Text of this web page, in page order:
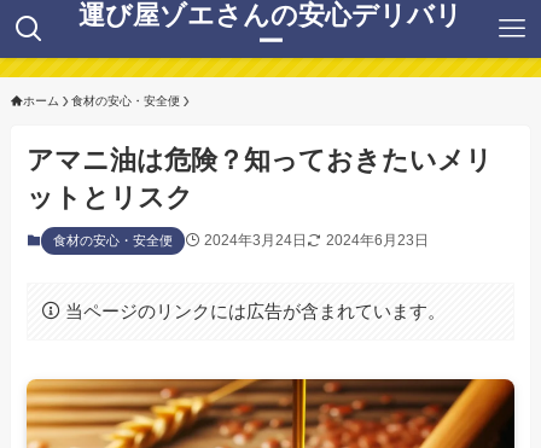
運び屋ゾエさんの安心デリバリ
ー
ホーム 食材の安心・安全便
アマニ油は危険？知っておきたいメリ
ットとリスク
食材の安心・安全便 2024年3月24日 2024年6月23日
当ページのリンクには広告が含まれています。